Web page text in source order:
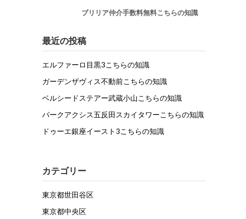
ブリリア仲介手数料無料こちらの知識
最近の投稿
エルファーロ目黒3こちらの知識
ガーデンザヴィス不動前こちらの知識
ベルシードステアー武蔵小山こちらの知識
パークアクシス五反田スカイタワーこちらの知識
ドゥーエ銀座イースト3こちらの知識
カテゴリー
東京都世田谷区
東京都中央区